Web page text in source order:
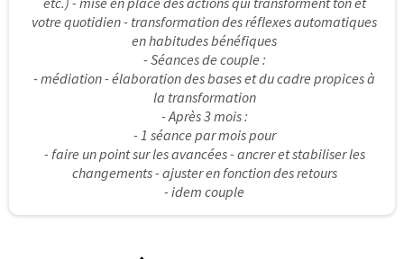
ma faute; je vivais une sexualité compliquée; je
ressentais de la colère vis-à-vis de cette homme qui
m'a volé mon enfance et ma vie de manière
Les débuts de l'accompagnement ont été
psychologiquement très difficiles. C'était
douloureux pour moi de mettre des mots sur ce qui
c'était passé. Je continuais à avoir honte en le
racontant. Je m'auto-flagellais pendant et après
les séances. Pour la 1ère fois de ma vie, je
m'autorisais à ressentir les émotions liées à cette